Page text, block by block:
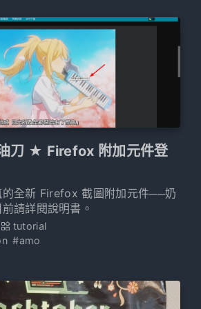
刀 ★ Firefox 附加元件登
的全新 Firefox 截圖附加元件──奶
請詳閱說明書。
tutorial
#amo